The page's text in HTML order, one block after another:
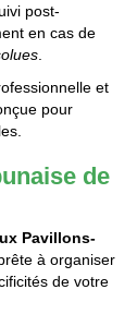
post-
en cas de
.
et
pour
de
Pavillons-
à organiser
de votre